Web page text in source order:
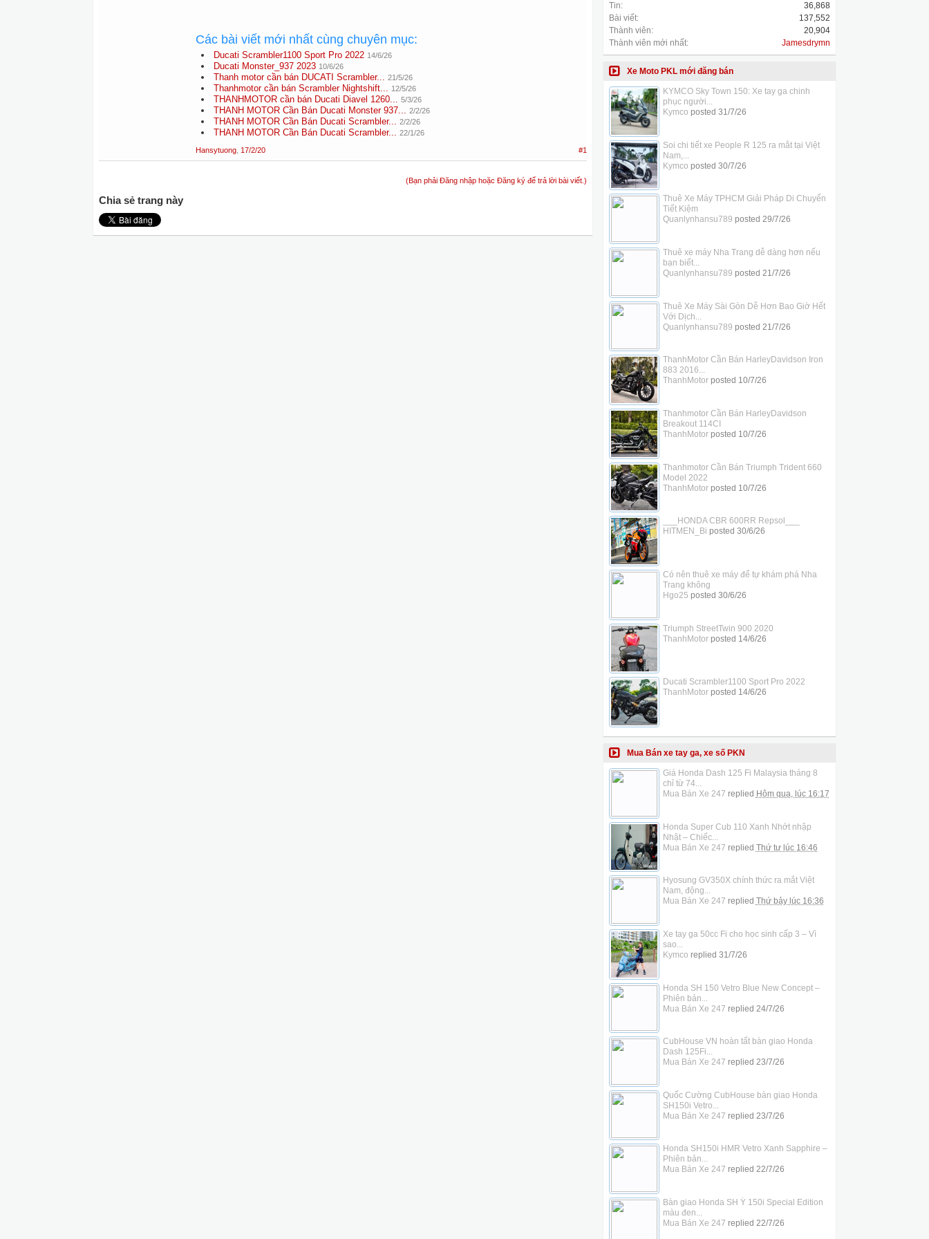
Các bài viết mới nhất cùng chuyên mục:
Ducati Scrambler1100 Sport Pro 2022 14/6/26
Ducati Monster_937 2023 10/6/26
Thanh motor cần bán DUCATI Scrambler... 21/5/26
Thanhmotor cần bán Scrambler Nightshift... 12/5/26
THANHMOTOR cần bán Ducati Diavel 1260... 5/3/26
THANH MOTOR Cần Bán Ducati Monster 937... 2/2/26
THANH MOTOR Cần Bán Ducati Scrambler... 2/2/26
THANH MOTOR Cần Bán Ducati Scrambler... 22/1/26
Hansytuong 17/2/20 #1
(Bạn phải Đăng nhập hoặc Đăng ký để trả lời bài viết.)
Chia sẻ trang này
Tin:
36,868
Bài viết:
137,552
Thành viên:
20,904
Thành viên mới nhất:
Jamesdrymn
Xe Moto PKL mới đăng bán
KYMCO Sky Town 150: Xe tay ga chinh
phục người...
Kymco posted 31/7/26
Soi chi tiết xe People R 125 ra mắt tại Việt
Nam,...
Kymco posted 30/7/26
Thuê Xe Máy TPHCM Giải Pháp Di Chuyển
Tiết Kiệm
Quanlynhansu789 posted 29/7/26
Thuê xe máy Nha Trang dễ dàng hơn nếu
bạn biết...
Quanlynhansu789 posted 21/7/26
Thuê Xe Máy Sài Gòn Dễ Hơn Bao Giờ Hết
Với Dịch...
Quanlynhansu789 posted 21/7/26
ThanhMotor Cần Bán HarleyDavidson Iron
883 2016...
ThanhMotorposted 10/7/26
Thanhmotor Cần Bán HarleyDavidson
Breakout 114CI
ThanhMotorposted 10/7/26
Thanhmotor Cần Bán Triumph Trident 660
Model 2022
ThanhMotorposted 10/7/26
___HONDA CBR 600RR Repsol___
HITMEN_Bi posted 30/6/26
Có nên thuê xe máy để tự khám phá Nha
Trang không
Hgo25 posted 30/6/26
Triumph StreetTwin 900 2020
ThanhMotorposted 14/6/26
Ducati Scrambler1100 Sport Pro 2022
ThanhMotorposted 14/6/26
Mua Bán xe tay ga, xe số PKN
Giá Honda Dash 125 Fi Malaysia tháng 8
chỉ từ 74...
Mua Bán Xe 247 replied Hôm qua, lúc 16:17
Honda Super Cub 110 Xanh Nhớt nhập
Nhật – Chiếc...
Mua Bán Xe 247 replied Thứ tư lúc 16:46
Hyosung GV350X chính thức ra mắt Việt
Nam, động...
Mua Bán Xe 247 replied Thứ bảy lúc 16:36
Xe tay ga 50cc Fi cho học sinh cấp 3 – Vì
sao...
Kymco replied 31/7/26
Honda SH 150 Vetro Blue New Concept –
Phiên bản...
Mua Bán Xe 247 replied 24/7/26
CubHouse VN hoàn tất bàn giao Honda
Dash 125Fi...
Mua Bán Xe 247 replied 23/7/26
Quốc Cường CubHouse bàn giao Honda
SH150i Vetro...
Mua Bán Xe 247 replied 23/7/26
Honda SH150i HMR Vetro Xanh Sapphire –
Phiên bản...
Mua Bán Xe 247 replied 22/7/26
Bàn giao Honda SH Ý 150i Special Edition
màu đen...
Mua Bán Xe 247 replied 22/7/26